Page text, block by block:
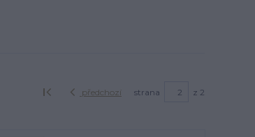
předchozí strana z 2